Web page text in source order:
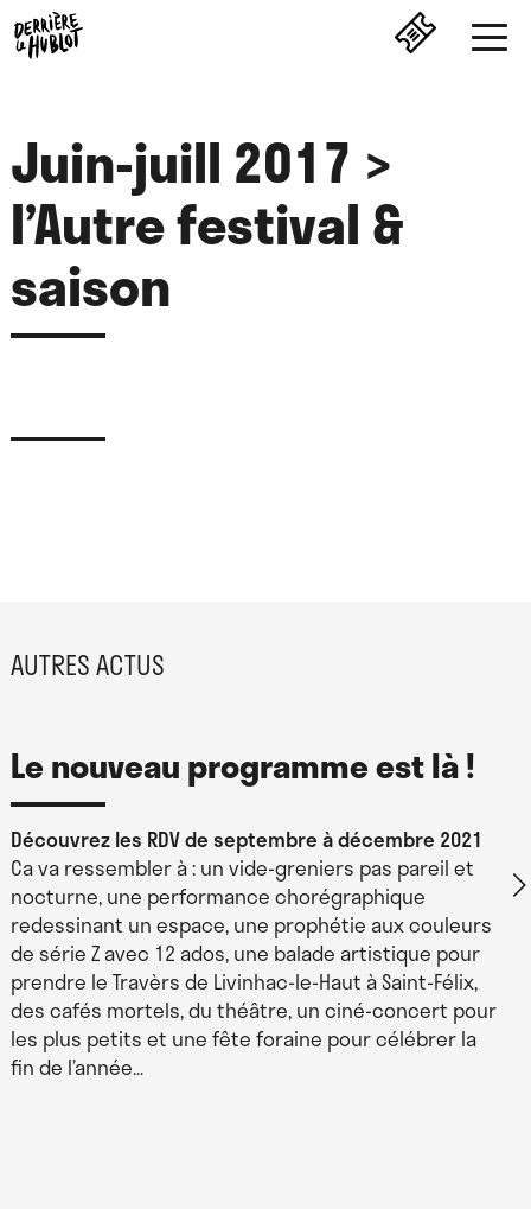
Juin-juill 2017 >
l’Autre festival &
saison
AUTRES ACTUS
Le nouveau programme est là !
Découvrez les RDV de septembre à décembre 2021
Ca va ressembler à : un vide-greniers pas pareil et
nocturne, une performance chorégraphique
redessinant un espace, une prophétie aux couleurs
de série Z avec 12 ados, une balade artistique pour
prendre le Travèrs de Livinhac-le-Haut à Saint-Félix,
des cafés mortels, du théâtre, un ciné-concert pour
les plus petits et une fête foraine pour célébrer la
fin de l’année…